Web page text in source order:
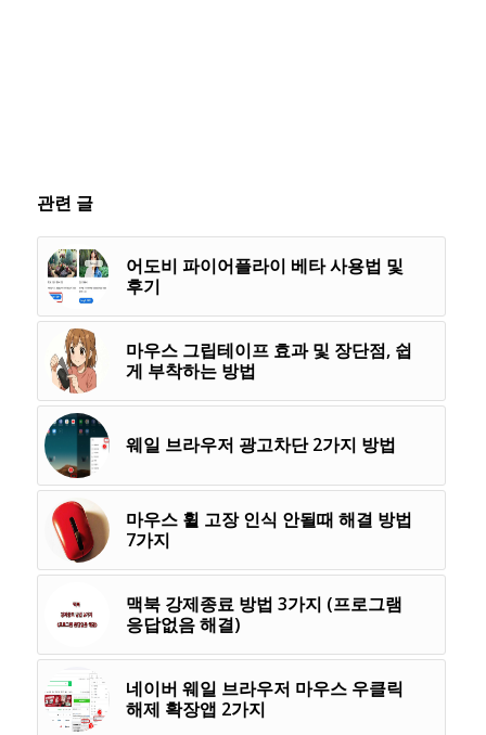
관련 글
어도비 파이어플라이 베타 사용법 및
후기
마우스 그립테이프 효과 및 장단점, 쉽
게 부착하는 방법
웨일 브라우저 광고차단 2가지 방법
마우스 휠 고장 인식 안될때 해결 방법
7가지
맥북 강제종료 방법 3가지 (프로그램
응답없음 해결)
네이버 웨일 브라우저 마우스 우클릭
해제 확장앱 2가지